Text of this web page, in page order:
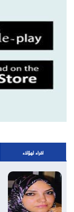
اقراء لهؤلاء